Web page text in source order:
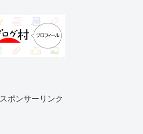
スポンサーリンク